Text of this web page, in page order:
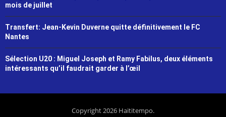
mois de juillet
Transfert: Jean-Kevin Duverne quitte définitivement le FC
Nantes
Sélection U20 : Miguel Joseph et Ramy Fabilus, deux éléments
intéressants qu’il faudrait garder à l’œil
Copyright 2026 Haititempo.